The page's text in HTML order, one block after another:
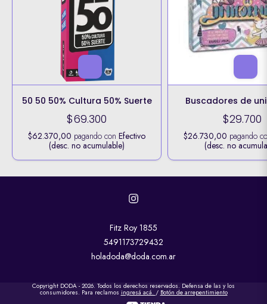
50 50 50% Cultura 50% Suerte
$69.300
$62.370,00 pagando conEfectivo
(desc. no acumulable)
Buscadores de
$29.700
$26.730,00 pagando
(desc. no
Fitz Roy 1855
5491173729432
holadoda@doda.com.ar
Copyright DODA - 2026. Todos los derechos reservados. Defensa de las y los
consumidores. Para reclamos ingresá acá. / Botón de arrepentimiento